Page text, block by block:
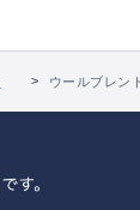
ウールブレン